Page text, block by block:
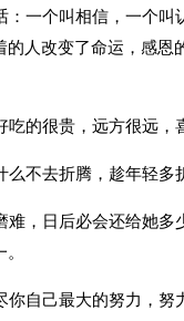
一个叫相信，一个叫
人改变了命运，感
的很贵，远方很远，
去折腾，趁年轻多
，日后必会还给她多
自己最大的努力，努